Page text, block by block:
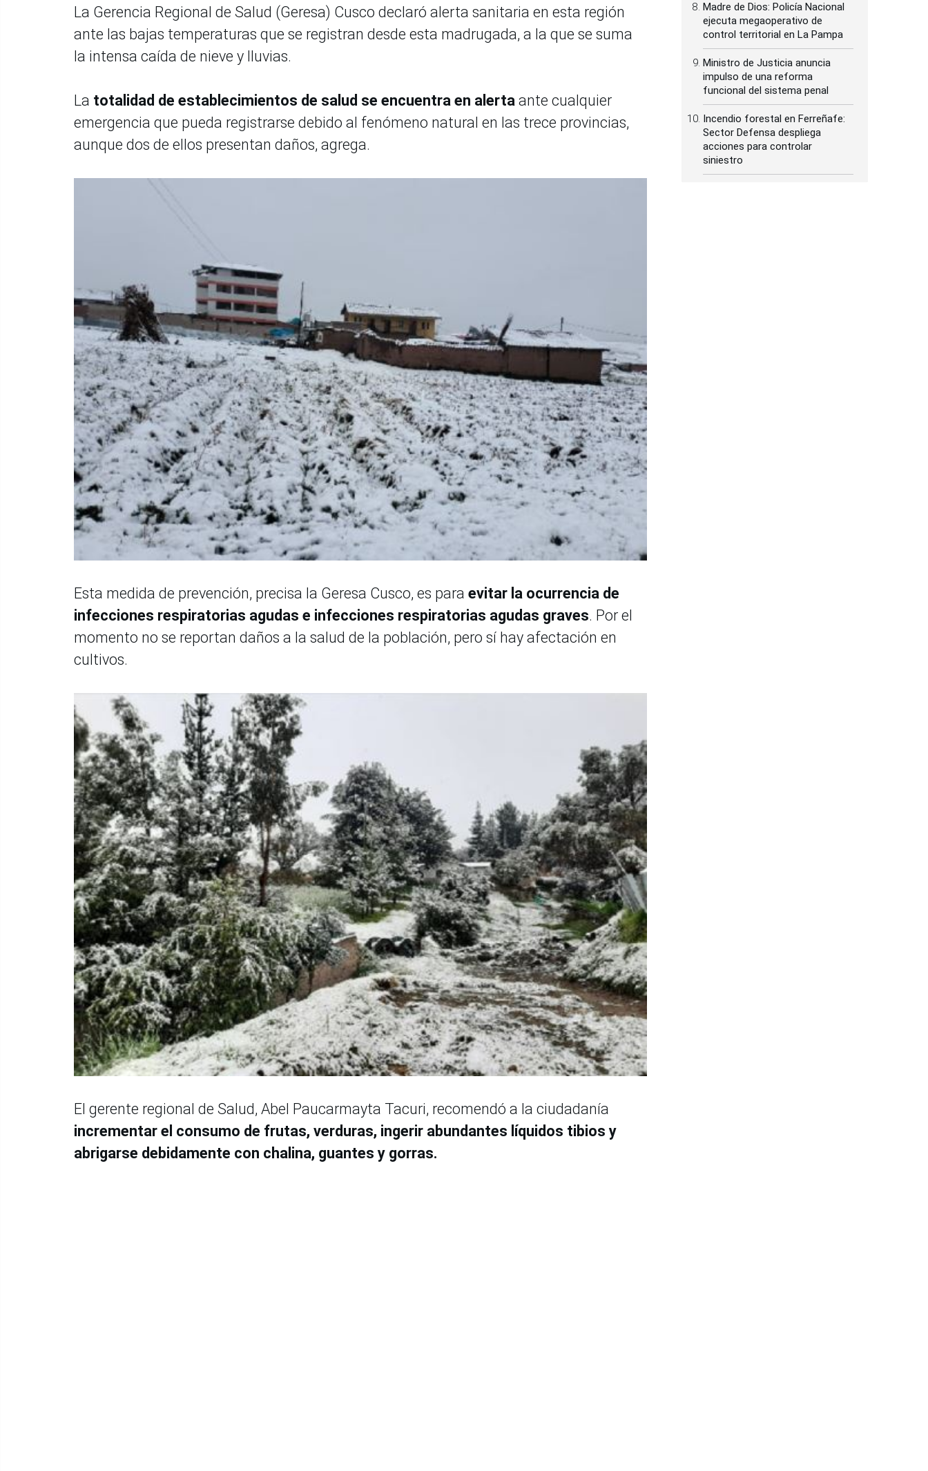
La Gerencia Regional de Salud (Geresa) Cusco declaró alerta sanitaria en esta región
ante las bajas temperaturas que se registran desde esta madrugada, a la que se suma
la intensa caída de nieve y lluvias.
La totalidad de establecimientos de salud se encuentra en alerta ante cualquier
emergencia que pueda registrarse debido al fenómeno natural en las trece provincias,
aunque dos de ellos presentan daños, agrega.
Esta medida de prevención, precisa la Geresa Cusco, es para evitar la ocurrencia de
infecciones respiratorias agudas e infecciones respiratorias agudas graves. Por el
momento no se reportan daños a la salud de la población, pero sí hay afectación en
cultivos.
El gerente regional de Salud, Abel Paucarmayta Tacuri, recomendó a la ciudadanía
incrementar el consumo de frutas, verduras, ingerir abundantes líquidos tibios y
abrigarse debidamente con chalina, guantes y gorras.
Madre de Dios: Policía Nacional
ejecuta megaoperativo de
control territorial en La Pampa
Ministro de Justicia anuncia
impulso de una reforma
funcional del sistema penal
Incendio forestal en Ferreñafe:
Sector Defensa despliega
acciones para controlar
siniestro